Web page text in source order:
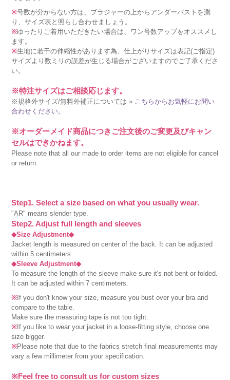
※号数が分からない方は、ブラジャーの上からアンダーバストを測
り、サイズ表と照らし合わせましょう。
※ゆったりご着用いただきたい場合は、ワン号数アップをオススメし
ます。
※生地に若干の伸縮性があります為、仕上がりサイズは表記(ご指定)
サイズより数ミリの誤差が生じる場合がございますのでご了承くださ
い。
※特注サイズはご相談応じます。
※規格外サイズ/無料外補正については » こちらからお気軽にお問い
合わせください。
※オーダーメイド商品につきご注文後のご変更及びキャン
セルはできかねます。
Please note that all our made to order items are not eligible for cancel
or return.
Step1. Select a size based on what you usually wear.
"AR" means slender type.
Step2. Adjust full length and sleeves
◆Size Adjustment◆
Jacket length is measured on center of the back. It can be adjusted
within 5 centimeters.
◆Sleeve Adjustment◆
To measure the length of the sleeve make sure it's not bent or folded.
It can be adjusted within 7 centimeters.
※ If you don't know your size, measure you bust over your bra and
compare to the table.
Make sure the measuring tape is not too tight.
※ If you like to wear your jacket in a loose-fitting style, choose one
size bigger.
※Please note that due to the fabrics stretch final measurements may
vary a few millimeter from your specification.
※Feel free to consult us for custom sizes